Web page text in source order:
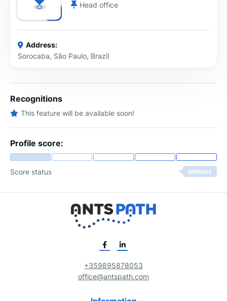
Head office
Address:
Sorocaba, São Paulo, Brazil
Recognitions
This feature will be available soon!
Profile score:
Score status AVERAGE
+359895878053
office@antspath.com